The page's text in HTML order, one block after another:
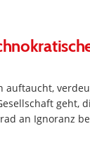
auftaucht,
geht,
an Ignoranz